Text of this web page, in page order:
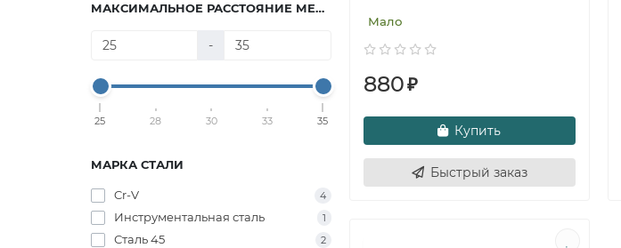
МАКСИМАЛЬНОЕ РАССТОЯНИЕ МЕЖДУ ГУБКАМИ, ММ
-
25 28 30 33 35
МАРКА СТАЛИ
Cr-V 4
Инструментальная сталь 1
Сталь 45 2
Мало
880₽
Купить
Быстрый заказ